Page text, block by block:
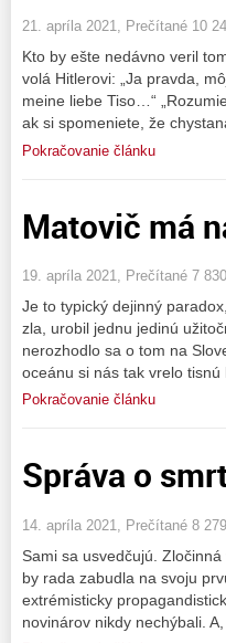
21. apríla 2021, Prečítané 10
Kto by ešte nedávno veril
volá Hitlerovi: „Ja pravda,
meine liebe Tiso…“
ak si spomeniete, že
Pokračovanie článku
Matovič má
19. apríla 2021, Prečítané 7
Je to typický dejinný
zla, urobil jednu jedinú
nerozhodlo sa o tom na
oceánu si nás tak vrelo
Pokračovanie článku
Správa o
14. apríla 2021, Prečítané 8
Sami sa usvedčujú.
by rada zabudla na svoju
extrémisticky
novinárov nikdy nechýbali.